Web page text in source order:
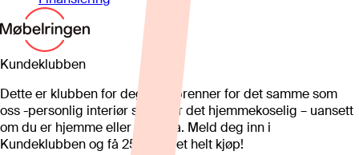
Kundeklubben
Dette er klubben for deg som brenner for det samme som
oss -personlig interiør som gjør det hjemmekoselig – uansett
om du er hjemme eller på hytta. Meld deg inn i
Kundeklubben og få 25%* på et helt kjøp!